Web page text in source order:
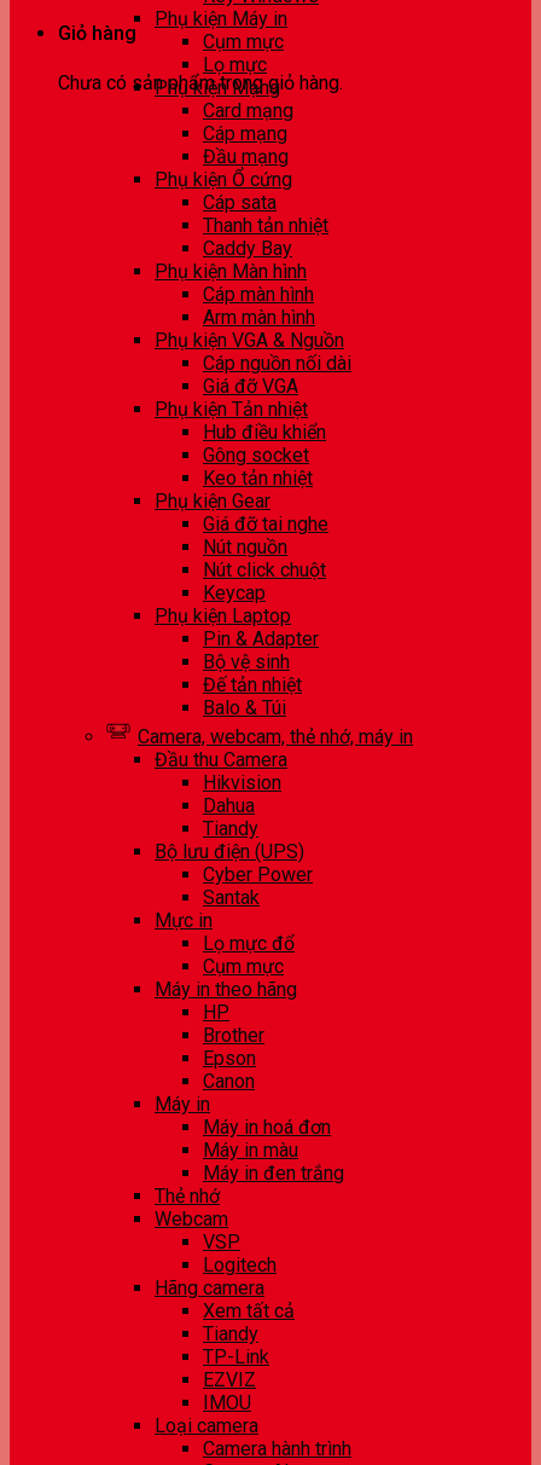
Giỏ hàng
Chưa có sản phẩm trong giỏ hàng.
Phụ kiện Máy in
Cụm mực
Lọ mực
Phụ kiện Mạng
Card mạng
Cáp mạng
Đầu mạng
Phụ kiện Ổ cứng
Cáp sata
Thanh tản nhiệt
Caddy Bay
Phụ kiện Màn hình
Cáp màn hình
Arm màn hình
Phụ kiện VGA & Nguồn
Cáp nguồn nối dài
Giá đỡ VGA
Phụ kiện Tản nhiệt
Hub điều khiển
Gông socket
Keo tản nhiệt
Phụ kiện Gear
Giá đỡ tai nghe
Nút nguồn
Nút click chuột
Keycap
Phụ kiện Laptop
Pin & Adapter
Bộ vệ sinh
Đế tản nhiệt
Balo & Túi
Camera, webcam, thẻ nhớ, máy in
Đầu thu Camera
Hikvision
Dahua
Tiandy
Bộ lưu điện (UPS)
Cyber Power
Santak
Mực in
Lọ mực đổ
Cụm mực
Máy in theo hãng
HP
Brother
Epson
Canon
Máy in
Máy in hoá đơn
Máy in màu
Máy in đen trắng
Thẻ nhớ
Webcam
VSP
Logitech
Hãng camera
Xem tất cả
Tiandy
TP-Link
EZVIZ
IMOU
Loại camera
Camera hành trình